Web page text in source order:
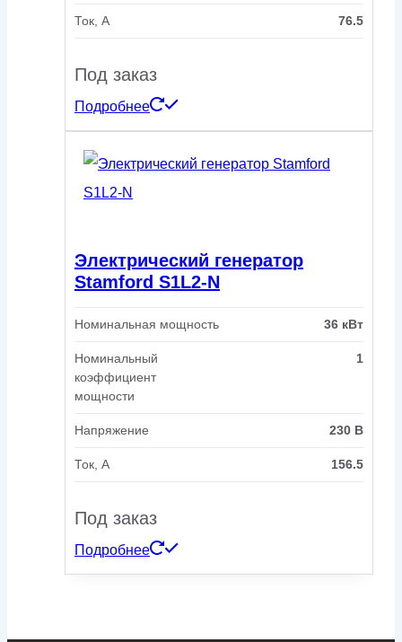
Ток, А 76.5
Под заказ
Подробнее
Электрический генератор
Stamford S1L2-N
Номинальная мощность 36 кВт
Номинальный
коэффициент
мощности
1
Напряжение 230 В
Ток, А 156.5
Под заказ
Подробнее